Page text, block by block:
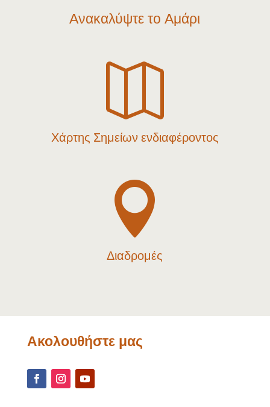
Ανακαλύψτε το Αμάρι

Χάρτης Σημείων ενδιαφέροντος

Διαδρομές
Ακολουθήστε μας